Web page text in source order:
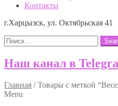
Контакты
г.Харцызск, ул. Октябрьская 41
Наш канал в
Главная /Товары с меткой
Menu